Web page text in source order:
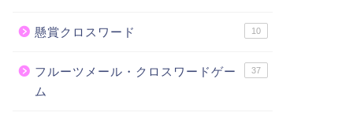
懸賞クロスワード 10
フルーツメール・クロスワードゲー
ム
37